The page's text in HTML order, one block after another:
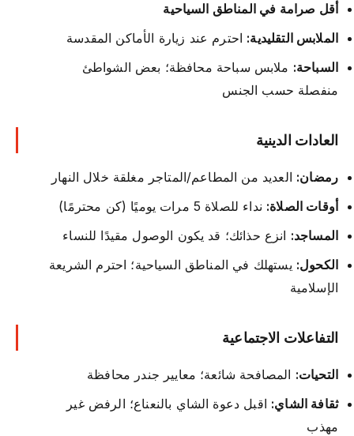
أقل صرامة في المناطق السياحية
الملابس التقليدية: احترم عند زيارة الأماكن المقدسة
السباحة: ملابس سباحة محافظة؛ بعض الشواطئ
منفصلة حسب الجنس
العادات الدينية
رمضان: العديد من المطاعم/المتاجر مغلقة خلال النهار
أوقات الصلاة: نداء للصلاة 5 مرات يوميًا (كن محترمًا)
المساجد: انزع حذائك؛ قد يكون الوصول مقيدًا للنساء
الكحول: يستهلك في المناطق السياحية؛ احترم الشريعة
الإسلامية
التفاعلات الاجتماعية
التحيات: المصافحة شائعة؛ معايير جندر محافظة
ثقافة الشاي: اقبل دعوة الشاي بالنعناع؛ الرفض غير
مهذب